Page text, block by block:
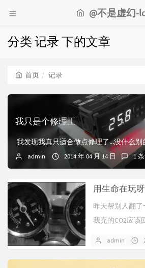
@不是虚幻-
分类 记录 下的文章
首页 记录
我只是个修理工
admin 2014 年 04 月 14 日 1
用生命在玩
昨天帮别人翻
我充的CO2应该
admin